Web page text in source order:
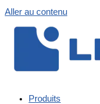
Aller au contenu
Produits